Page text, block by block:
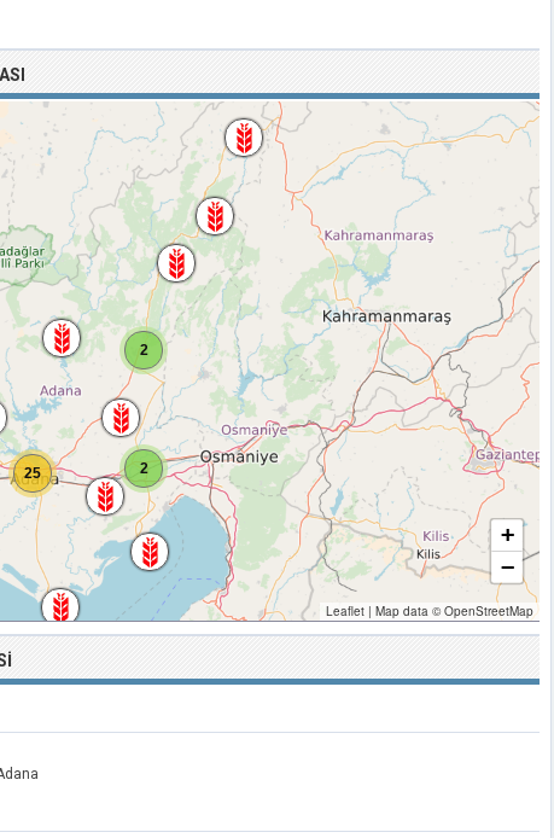
2
25 2
+
−
Leaflet | Map data ©OpenStreetMap